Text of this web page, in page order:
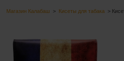
Магазин Калабаш > Кисеты для табака >